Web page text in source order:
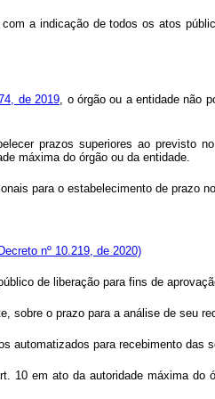
a indicação de todos os atos
de 2019, o órgão ou a entidade não
prazos superiores ao previsto no
máxima do órgão ou da entidade.
para o estabelecimento de prazo
nº 10.219, de 2020)
de liberação para fins de
sobre o prazo para a análise de seu
automatizados para recebimento das
10 em ato da autoridade máxima